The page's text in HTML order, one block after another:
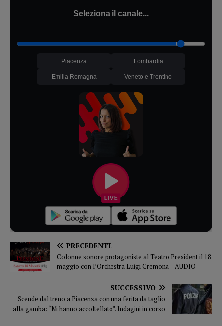
Seleziona il canale...
Piacenza Lombardia
Emilia Romagna Veneto e Trentino
PRECEDENTE
Colonne sonore protagoniste al Teatro President il 18
maggio con l’Orchestra Luigi Cremona – AUDIO
SUCCESSIVO
Scende dal treno a Piacenza con una ferita da taglio
alla gamba: “Mi hanno accoltellato”. Indagini in corso